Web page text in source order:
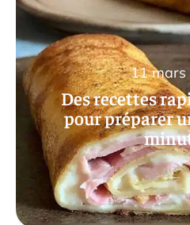
Des recettes
pour préparer
11 mars